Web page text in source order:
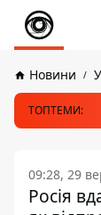
Новини
ТОПТЕМИ:
09:28, 29
Росія